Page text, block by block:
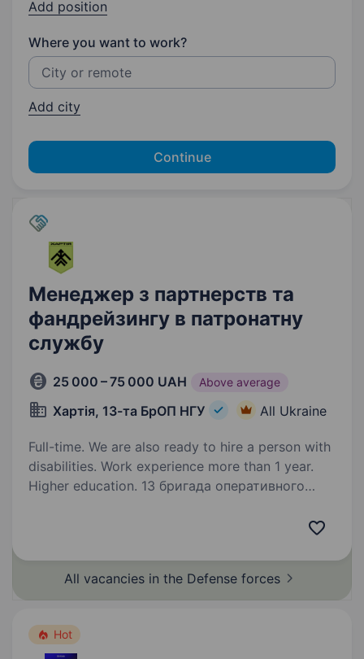
Add position
Where you want to work?
Add city
Continue
Менеджер з партнерств та
фандрейзингу в патронатну
службу
25 000 – 75 000 UAH Above average
Хартія, 13-та БрОП НГУ All Ukraine
Full-time. We are also ready to hire a person with
disabilities. Work experience more than 1 year.
Higher education. 13 бригада оперативного
підготовкою та можливістю професійного
зростання і реалізації свого…
All vacancies in the Defense forces
Hot